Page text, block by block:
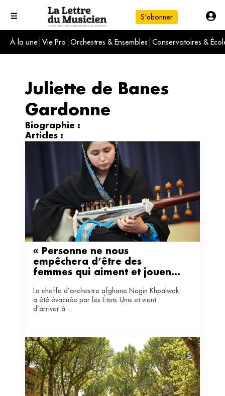
S'abonner
À la une Vie Pro Orchestres & Ensembles Conservatoires &
L'info du jour
International
Juliette de Banes
Gardonne
Biographie :
Articles :
« Personne ne nous
empêchera d’être des
femmes qui aiment et jouent
La cheffe d’orchestre afghane Negin Khpalwak
a été évacuée par les États-Unis et vient
d’arriver à ...